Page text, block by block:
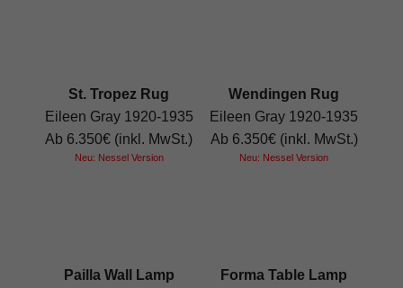
St. Tropez Rug
Eileen Gray 1920-1935
Ab 6.350€ (inkl. MwSt.)
Neu: Nessel Version
Wendingen Rug
Eileen Gray 1920-1935
Ab 6.350€ (inkl. MwSt.)
Neu: Nessel Version
Pailla Wall Lamp
Forma Table Lamp